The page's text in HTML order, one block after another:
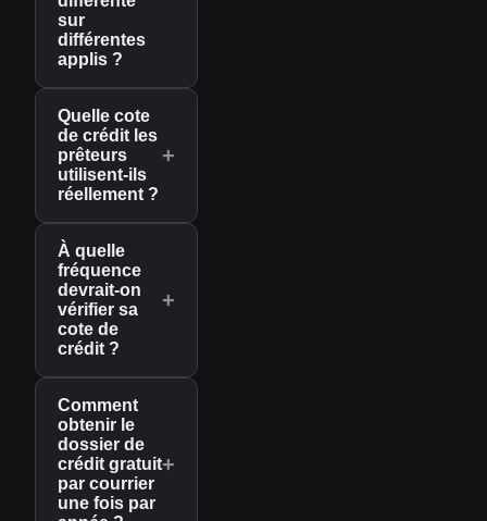
sur
différentes
applis ?
Quelle cote
de crédit les
prêteurs
utilisent-ils
réellement ?
+
À quelle
fréquence
devrait-on
vérifier sa
cote de
crédit ?
+
Comment
obtenir le
dossier de
crédit gratuit
par courrier
une fois par
+